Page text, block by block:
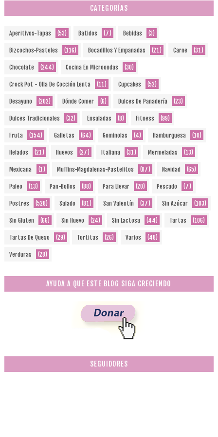
CATEGORÍAS
Aperitivos-Tapas (53) Batidos (7) Bebidas (3)
Bizcochos-Pasteles (116) Bocadillos Y Empanadas (21) Carne (31)
Chocolate (244) Cocina En Microondas (30)
Crock Pot - Olla De Cocción Lenta (11) Cupcakes (52)
Desayuno (202) Dónde Comer (6) Dulces De Panadería (23)
Dulces Tradicionales (32) Ensaladas (8) Fitness (99)
Fruta (154) Galletas (64) Gominolas (4) Hamburguesa (10)
Helados (21) Huevos (27) Italiana (31) Mermeladas (13)
Mexicana (1) Muffins-Magdalenas-Pastelitos (87) Navidad (65)
Paleo (13) Pan-Bollos (88) Para Llevar (20) Pescado (7)
Postres (528) Salado (81) San Valentín (37) Sin Azúcar (103)
Sin Gluten (66) Sin Huevo (24) Sin Lactosa (44) Tartas (106)
Tartas De Queso (29) Tortitas (26) Varios (48)
Verduras (28)
AYUDA A QUE ESTE BLOG SIGA CRECIENDO
SEGUIDORES